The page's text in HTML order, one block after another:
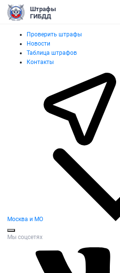
Штрафы
ГИБДД
Проверить штрафы
Новости
Таблица штрафов
Контакты
Москва и МО
Мы соцсетях